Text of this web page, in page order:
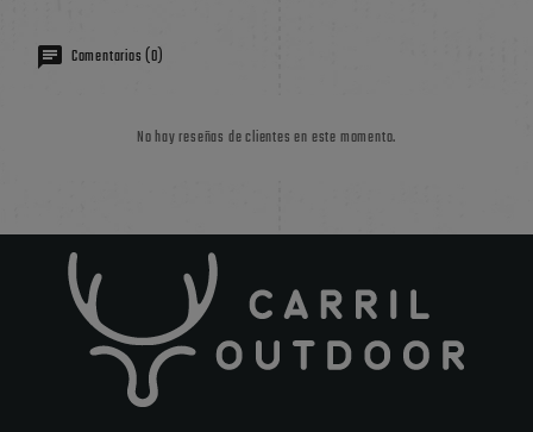
Comentarios (0)
No hay reseñas de clientes en este momento.